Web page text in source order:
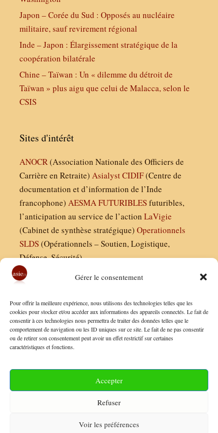
Gérer le consentement
Pour offrir la meilleure expérience, nous utilisons des technologies telles que les
cookies pour stocker et/ou accéder aux informations des appareils connectés. Le fait de
consentir à ces technologies nous permettra de traiter des données telles que le
comportement de navigation ou les ID uniques sur ce site. Le fait de ne pas consentir
ou de retirer son consentement peut avoir un effet restrictif sur certaines
caractéristiques et fonctions.
Accepter
Refuser
Voir les préférences
Japon – Corée du Sud : Opposés au nucléaire
militaire, sauf revirement régional
Inde – Japon : Élargissement stratégique de la
coopération bilatérale
Chine – Taïwan : Un « dilemme du détroit de
Taïwan » plus aigu que celui de Malacca, selon le
CSIS
Sites d'intérêt
ANOCR(Association Nationale des Officiers de
Carrière en Retraite) AsialystCIDIF(Centre de
documentation et d’information de l’Inde
francophone) AESMAFUTURIBLESfuturibles,
l’anticipation au service de l’action LaVigie
(Cabinet de synthèse stratégique) Operationnels
SLDS(Opérationnels – Soutien, Logistique,
Défense, Sécurité)
Finaldées EURL
Siège social : 13 avenue Boudon, 75016, Paris
Nous contacter
Conditions Générales de Vente
Politique de Confidentialité